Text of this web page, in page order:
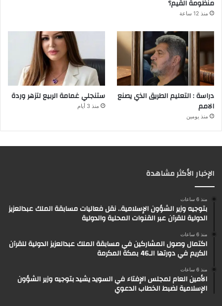
منظومة القيم؟
منذ 12 ساعة
دراسة : التعليم الطريق الذي يصنع
الامم
منذ يومين
ستنجلي غمامة الربيع لتزهر وردة
منذ 3 أيام
الإخبار الأكثر مشاهدة
منذ 6 ساعات
بتوجيه وزير الشؤون الإسلامية.. نقل فعاليات مسابقة الملك عبدالعزيز
الدولية للقرآن عبر القنوات المحلية والدولية
منذ 6 ساعات
اكتمال وصول المشاركين في مسابقة الملك عبدالعزيز الدولية للقرآن
الكريم في دورتها الـ46 بمكة المكرمة
منذ 6 ساعات
الأمين العام لمجلس الإفتاء في السويد يشيد بتوجيه وزير الشؤون
الإسلامية لضبط الخطاب الدعوي